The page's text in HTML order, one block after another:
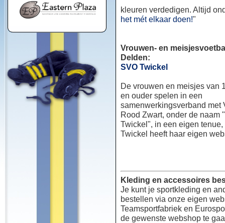
kleuren verdedigen. Altijd
het mét elkaar doen!"
Vrouwen- en
Delden:
SVO Twickel
De vrouwen en meisjes van
en ouder spelen in een
samenwerkingsverband met
Rood Zwart, onder de naam
Twickel", in een eigen
Twickel heeft haar eigen
Kleding en accessoires
Je kunt je sportkleding en
bestellen via onze eigen
Teamsportfabriek en
de gewenste webshop te